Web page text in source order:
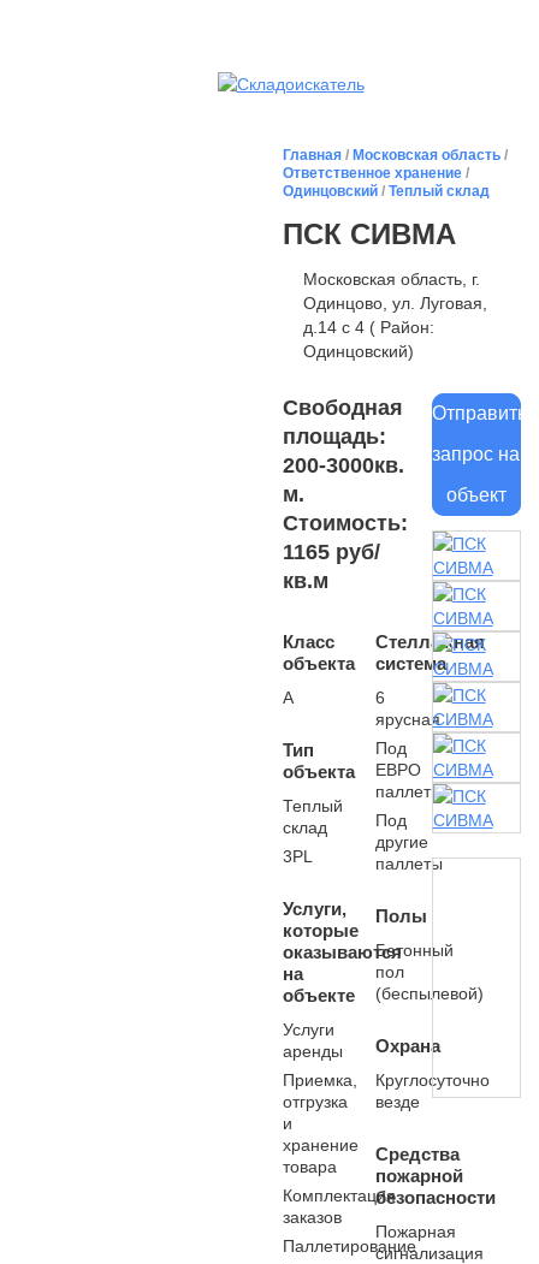
Главная / Московская область /
Ответственное хранение /
Одинцовский / Теплый склад
ПСК СИВМА
Московская область, г.
Одинцово, ул. Луговая,
д.14 с 4 ( Район:
Одинцовский)
Отправить
запрос на
объект
Свободная
площадь:
200-3000кв.
м.
Стоимость:
1165 руб/
кв.м
Класс
объекта
А
Тип
объекта
Теплый
склад
3PL
Услуги,
которые
оказываются
на
объекте
Услуги
аренды
Приемка,
отгрузка
и
хранение
товара
Комплектация
заказов
Паллетирование
Стеллажная
система
6
ярусная
Под
ЕВРО
паллеты
Под
другие
паллеты
Полы
Бетонный
пол
(беспылевой)
Охрана
Круглосуточно
везде
Средства
пожарной
безопасности
Пожарная
сигнализация